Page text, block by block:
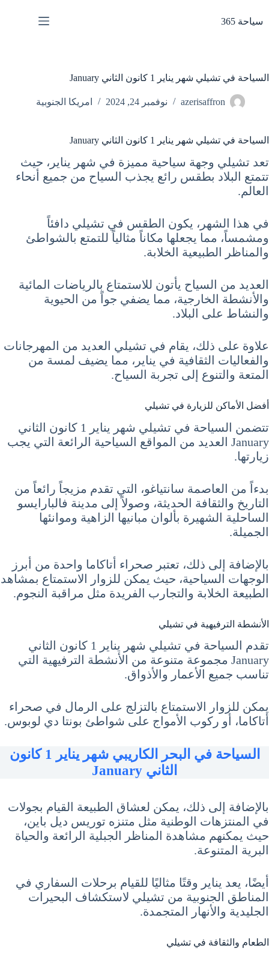
المحتوى
سياحة 365
السياحة في تشيلي شهر يناير 1 كانون الثاني January
azerisaffron نوفمبر 24, 2024 امريكا الجنوبية
السياحة في تشيلي شهر يناير 1 كانون الثاني January
تعد تشيلي وجهة سياحية مميزة في شهر يناير، حيث
تتمتع البلاد بطقس رائع يجذب السياح من جميع أنحاء
العالم.
في هذا الشهر، يكون الطقس في تشيلي دافئاً
ومشمساً، مما يجعلها مكاناً مثالياً للتمتع بالشواطئ
والمناظر الطبيعية الخلابة.
العديد من السياح يأتون للاستمتاع بالرياضات المائية
والأنشطة الخارجية، مما يضفي جواً من الحيوية
والنشاط على البلاد.
علاوة على ذلك، يقام في تشيلي العديد من المهرجانات
والفعاليات الثقافية في يناير، مما يضيف لمسة من
المتعة والتنوع إلى تجربة السياح.
أفضل الأماكن للزيارة في تشيلي
تتضمن السياحة في تشيلي شهر يناير 1 كانون الثاني
January العديد من المواقع السياحية الرائعة التي يجب
زيارتها.
بدءاً من العاصمة سانتياغو، التي تقدم مزيجاً رائعاً من
التاريخ والثقافة الحديثة، وصولاً إلى مدينة فالبارايسو
الساحلية الشهيرة بألوان مبانيها الزاهية وموانئها
الجميلة.
بالإضافة إلى ذلك، تعتبر صحراء أتاكاما واحدة من أبرز
الوجهات السياحية، حيث يمكن للزوار الاستمتاع بمشاهد
الطبيعة الخلابة والتجارب الفريدة مثل مراقبة النجوم.
الأنشطة الترفيهية في تشيلي
تقدم السياحة في تشيلي شهر يناير 1 كانون الثاني
January مجموعة متنوعة من الأنشطة الترفيهية التي
تناسب جميع الأعمار والأذواق.
يمكن للزوار الاستمتاع بالتزلج على الرمال في صحراء
أتاكاما، أو ركوب الأمواج على شواطئ بونتا دي لوبوس.
السياحة في البحر الكاريبي شهر يناير 1 كانون
الثاني January
بالإضافة إلى ذلك، يمكن لعشاق الطبيعة القيام بجولات
في المنتزهات الوطنية مثل متنزه توريس ديل باين،
حيث يمكنهم مشاهدة المناظر الجبلية الرائعة والحياة
البرية المتنوعة.
أيضًا، يعد يناير وقتًا مثاليًا للقيام برحلات السفاري في
المناطق الجنوبية من تشيلي لاستكشاف البحيرات
الجليدية والأنهار المتجمدة.
الطعام والثقافة في تشيلي